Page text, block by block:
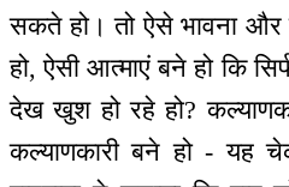
सकते हो। तो ऐसे भावना और
हो, ऐसी आत्माएं बने हो कि
देख खुश हो रहे हो?
कल्याणकारी बने हो - यह